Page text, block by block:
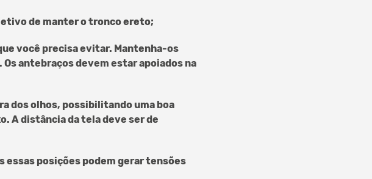
de manter o tronco ereto;
você precisa evitar. Mantenha-os
antebraços devem estar apoiados na
dos olhos, possibilitando uma boa
A distância da tela deve ser de
posições podem gerar tensões